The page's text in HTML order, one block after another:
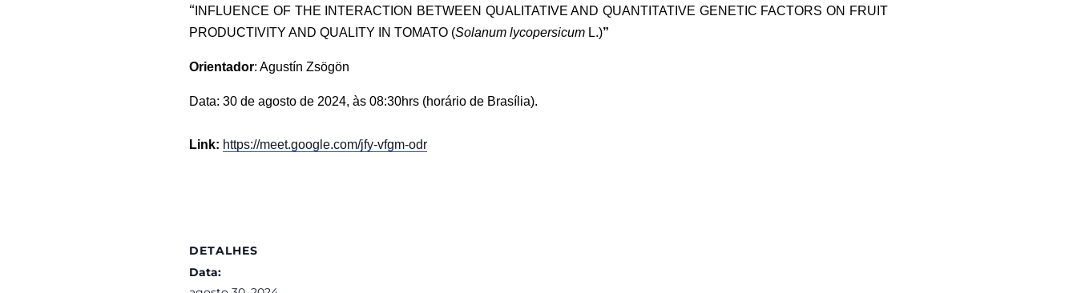
“ INFLUENCE OF THE INTERACTION BETWEEN QUALITATIVE AND QUANTITATIVE GENETIC FACTORS ON FRUIT
PRODUCTIVITY AND QUALITY IN TOMATO (Solanum lycopersicum L.)”
Orientador:Agustín Zsögön
Data:30 deagosto de 2024, às08:30hrs (horário de Brasília).
Link: https://meet.google.com/jfy-vfgm-odr
DETALHES
Data: